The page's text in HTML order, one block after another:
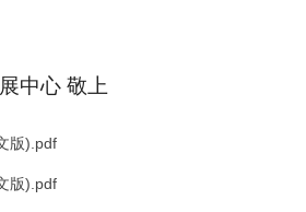
中心 敬上
版).pdf
版).pdf